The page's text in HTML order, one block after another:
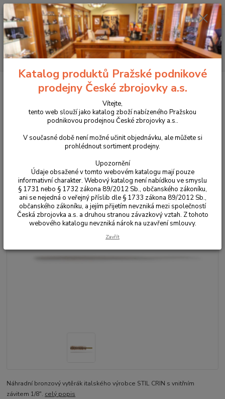
Menu
Hledat
+420 225 375 800
Péče o zbraně Vytěrák bronz .44/.45
Vytěrák bronz .44/.45
Náhradní bronzový vytěrák italského výrobce STIL CRIN s vnitřním
závitem 1/8". celý popis
Katalog produktů Pražské podnikové
prodejny České zbrojovky a.s.
Vítejte,
tento web slouží jako katalog zboží nabízeného Pražskou
podnikovou prodejnou České zbrojovky a.s..
V současné době není možné učinit objednávku, ale můžete si
prohlédnout sortiment prodejny.
Upozornění
Údaje obsažené v tomto webovém katalogu mají pouze
informativní charakter. Webový katalog není nabídkou ve smyslu
§ 1731 nebo § 1732 zákona 89/2012 Sb., občanského zákoníku,
ani se nejedná o veřejný příslib dle § 1733 zákona 89/2012 Sb.,
občanského zákoníku, a jejím přijetím nevzniká mezi společností
Česká zbrojovka a.s. a druhou stranou závazkový vztah. Z tohoto
webového katalogu nevzniká nárok na uzavření smlouvy.
Zavřít